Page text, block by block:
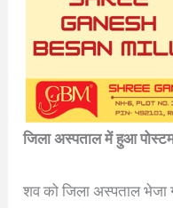
जिला अस्पताल में हुआ
शव को जिला अस्पताल भेजा